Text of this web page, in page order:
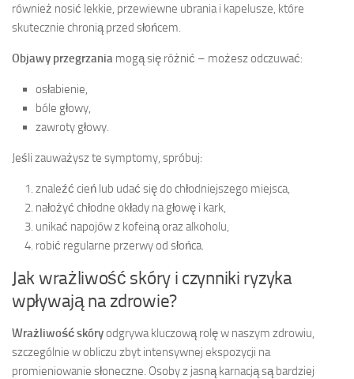
również nosić lekkie, przewiewne ubrania i kapelusze, które
skutecznie chronią przed słońcem.
Objawy przegrzania mogą się różnić – możesz odczuwać:
osłabienie,
bóle głowy,
zawroty głowy.
Jeśli zauważysz te symptomy, spróbuj:
znaleźć cień lub udać się do chłodniejszego miejsca,
nałożyć chłodne okłady na głowę i kark,
unikać napojów z kofeiną oraz alkoholu,
robić regularne przerwy od słońca.
Jak wrażliwość skóry i czynniki ryzyka
wpływają na zdrowie?
Wrażliwość skóryodgrywa kluczową rolę w naszym zdrowiu,
szczególnie w obliczu zbyt intensywnej ekspozycji na
promieniowanie słoneczne. Osoby z jasną karnacją są bardziej